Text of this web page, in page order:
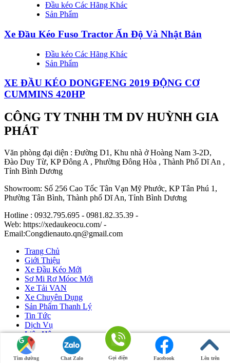
Đầu kéo Các Hãng Khác
Sản Phẩm
Xe Đầu Kéo Fuso Tractor Ấn Độ Và Nhật Bản
Đầu kéo Các Hãng Khác
Sản Phẩm
XE ĐẦU KÉO DONGFENG 2019 ĐỘNG CƠ
CUMMINS 420HP
CÔNG TY TNHH TM DV HUỲNH GIA
PHÁT
Văn phòng đại diện : Đường D1, Khu nhà ở Hoàng Nam 3-2D,
Đào Duy Từ, KP Đông A , Phường Đông Hòa , Thành Phố Dĩ An ,
Tỉnh Bình Dương
Showroom: Số 256 Cao Tốc Tân Vạn Mỹ Phước, KP Tân Phú 1,
Phường Tân Bình, Thành phố Dĩ An, Tỉnh Bình Dương
Hotline : 0932.795.695 - 0981.82.35.39 -
Web: https://xedaukeocu.com/ -
Email:Congdienauto.qn@gmail.com
Tìm đường Chat Zalo Gọi điện Facebook Lên trên
Trang Chủ
Giới Thiệu
Xe Đầu Kéo Mới
Sơ Mi Rơ Móoc Mới
Xe Tải VAN
Xe Chuyên Dụng
Sản Phẩm Thanh Lý
Tin Tức
Dịch Vụ
Liên Hệ
Ô Tô Huỳnh Gia Phát| Xe Đầu Kéo Mỹ by Huỳnh Gia Phát.